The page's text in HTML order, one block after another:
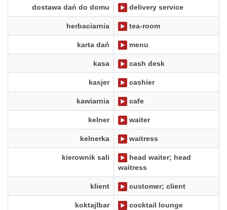
dostawa dań do domu delivery service
herbaciarnia tea-room
karta dań menu
kasa cash desk
kasjer cashier
kawiarnia cafe
kelner waiter
kelnerka waitress
kierownik sali
head waiter; head
waitress
klient customer; client
koktajlbar cocktail lounge